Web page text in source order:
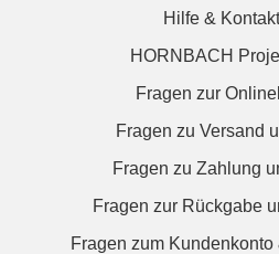
Hilfe &
HORNBACH
Fragen zur
Fragen zu Versand
Fragen zu Zahlung
Fragen zur Rückgabe
Fragen zum